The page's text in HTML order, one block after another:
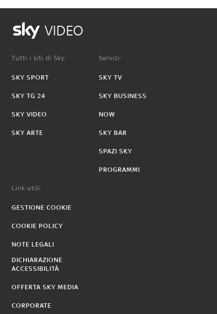
VIDEO
Tutti i siti di Sky:
SKY SPORT
SKY TG 24
SKY VIDEO
SKY ARTE
Servizi:
SKY TV
SKY BUSINESS
NOW
SKY BAR
SPAZI SKY
PROGRAMMI
Link utili:
GESTIONE COOKIE
COOKIE POLICY
NOTE LEGALI
DICHIARAZIONE
ACCESSIBILITÀ
OFFERTA SKY MEDIA
CORPORATE